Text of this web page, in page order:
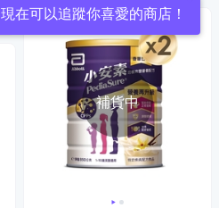
現在可以追蹤你喜愛的商店！
補貨中